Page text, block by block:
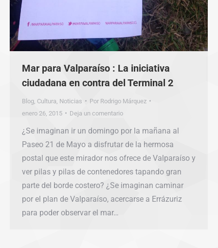
Mar para Valparaíso : La iniciativa
ciudadana en contra del Terminal 2
Blog Cultura Noticias Por Rodrigo Márquez
enero 26, 2015
Deja un comentario
¿Se imaginan ir un domingo por la mañana al
Paseo 21 de Mayo a disfrutar de la hermosa
postal que este mirador nos ofrece de Valparaíso y
ver pilas y pilas de contenedores tapando gran
parte del borde costero? ¿Se imaginan caminar
por el plan de Valparaíso, acercarse a Errázuriz
para poder observar el mar…